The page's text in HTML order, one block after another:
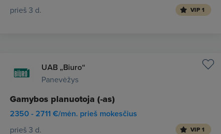
prieš 3 d. VIP 1
UAB „Biuro“
Panevėžys
Gamybos planuotoja (-as)
2350 - 2711 €/mėn. prieš mokesčius
prieš 3 d. VIP 1